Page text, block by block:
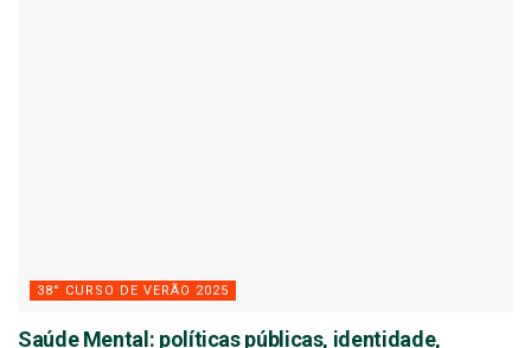
38° CURSO DE VERÃO 2025
Saúde Mental: políticas públicas, identidade,